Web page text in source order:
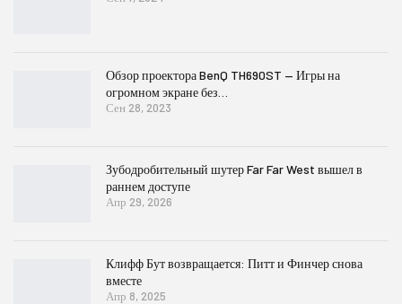
Обзор проектора BenQ TH690ST — Игры на
огромном экране без…
Сен 28, 2023
Зубодробительный шутер Far Far West вышел в
раннем доступе
Апр 29, 2026
Клифф Бут возвращается: Питт и Финчер снова
вместе
Апр 8, 2025